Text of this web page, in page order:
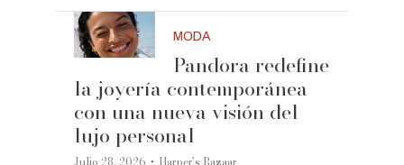
MODA
Pandora redefine
la joyería contemporánea
con una nueva visión del
lujo personal